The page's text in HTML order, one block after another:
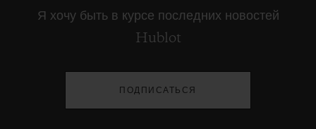
Я хочу быть в курсе последних новостей
Hublot
ПОДПИСАТЬСЯ